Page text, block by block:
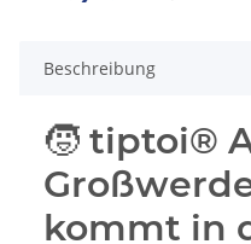
Beschreibung
🧒 tiptoi®
kommt in